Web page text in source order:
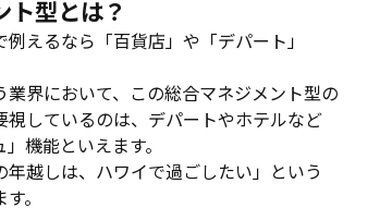
ト型とは？
えるなら「百貨店」や「デパート」
界において、この総合マネジメント型の
視しているのは、デパートやホテルなど
機能といえます。
年越しは、ハワイで過ごしたい」という
。